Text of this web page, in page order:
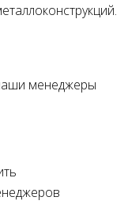
менеджеры